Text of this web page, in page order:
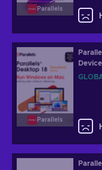
Parallels
Parallels